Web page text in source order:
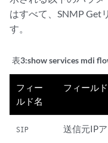
はすべて、SNMP Get
す。
表3:show services mdi
フィー
ルド名
フィール
SIP 送信元IP